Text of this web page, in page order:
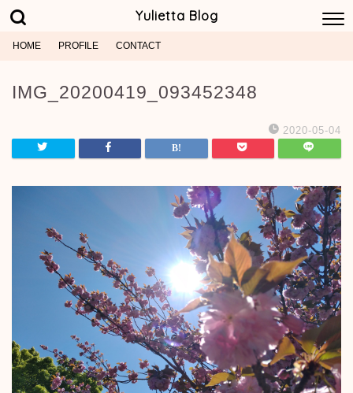
Yulietta Blog
HOME PROFILE CONTACT
IMG_20200419_093452348
2020-05-04